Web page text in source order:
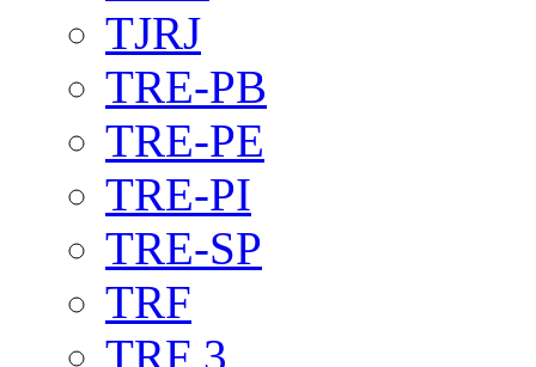
TJRJ
TRE-PB
TRE-PE
TRE-PI
TRE-SP
TRF
TRF 3